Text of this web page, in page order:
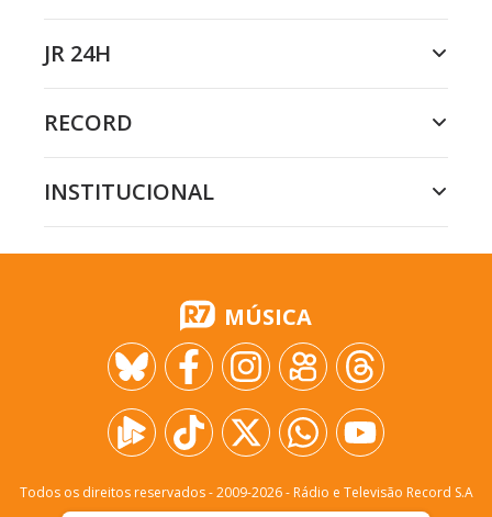
JR 24H
RECORD
INSTITUCIONAL
MÚSICA
Todos os direitos reservados - 2009-2026- Rádio e Televisão Record S.A